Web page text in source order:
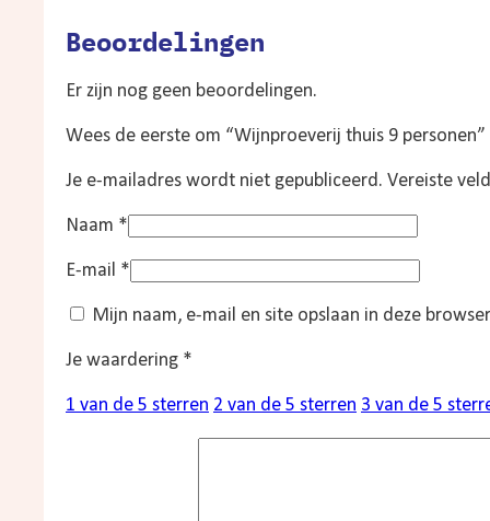
Beoordelingen
Er zijn nog geen beoordelingen.
Wees de eerste om “Wijnproeverij thuis 9
Je e-mailadres wordt niet gepubliceerd. Vereiste
Naam *
E-mail *
Mijn naam, e-mail en site opslaan in deze
Je waardering *
1 van de 5 sterren 2 van de 5 sterren 3 van de 5